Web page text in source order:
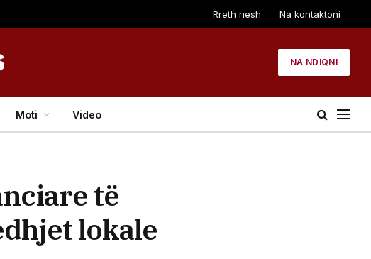
Rreth nesh Na kontaktoni
NA NDIQNI
Moti Video
të
lokale